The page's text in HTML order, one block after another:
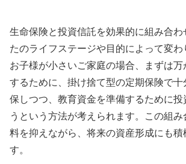
生命保険と投資信託を効果的に組み合わ
たのライフステージや目的によって変わ
お子様が小さいご家庭の場合、まずは万
するために、掛け捨て型の定期保険で十
保しつつ、教育資金を準備するために
うという方法が考えられます。この組
料を抑えながら、将来の資産形成にも積
す。